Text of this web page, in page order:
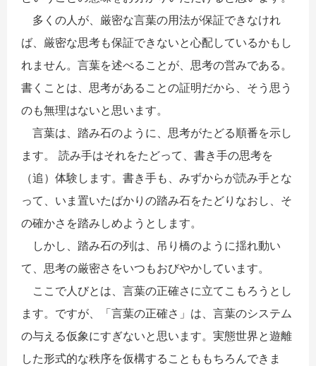
多くの人が、厳密な言葉の用法が保証できなけれ
ば、厳密な思考も保証できないと心配しているかもし
れません。言葉を述べることが、思考の営みである。
書くことは、思考があることの証明だから、そう思う
のも無理はないと思います。
言葉は、踏み石のように、思考がたどる順番を示し
ます。 読み手はそれをたどって、書き手の思考を
（追）体験します。書き手も、みずからが読み手とな
って、いま置いたばかりの踏み石をたどりなおし、そ
の確かさを踏みしめようとします。
しかし、踏み石の列は、吊り橋のように揺れ動い
て、思考の厳密さをいつもおびやかしています。
ここで人びとは、言葉の正確さに立てこもろうとし
ます。ですが、「言葉の正確さ」は、言葉のシステム
の与える仮象にすぎないと思います。実態世界と遊離
した形式的な秩序を仮構することももちろんできま